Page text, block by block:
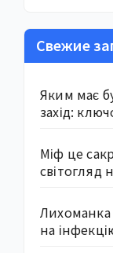
Свежие
Яким має
захід:
Міф це
світогляд
Лихоманка
на